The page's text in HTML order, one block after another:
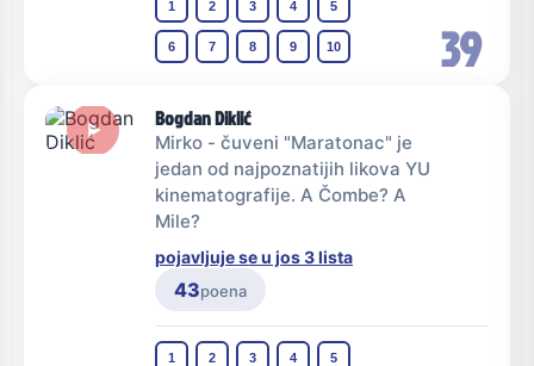
39
1 2 3 4 5
6 7 8 9 10
Bogdan Diklić
Mirko - čuveni "Maratonac" je
jedan od najpoznatijih likova YU
kinematografije. A Čombe? A
Mile?
pojavljuje se u jos 3 lista
43poena
1 2 3 4 5